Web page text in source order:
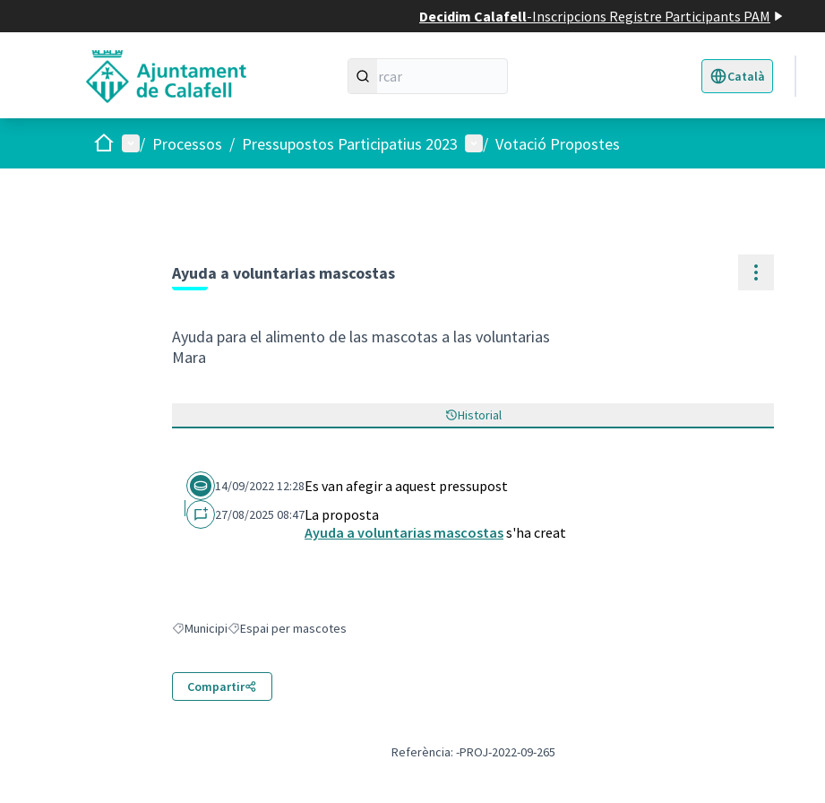
Decidim Calafell-Inscripcions Registre Participants PAM
Català
Triar la llengua
Inici Menú principal
/ Processos / Pressupostos Participatius 2023 Menú d'usuari
/ Votació Propostes
Ayuda a voluntarias mascostas
Ayuda para el alimento de las mascotas a las voluntarias
Mara
Historial
14/09/2022 12:28Es van afegir a aquest pressupost
27/08/2025 08:47La proposta
Ayuda a voluntarias mascostass'ha creat
Resultats en filtrar per: Municipi
MunicipiResultats en filtrar per: Espai per mascotes
Espai per mascotes
Compartir
Referència: -PROJ-2022-09-265